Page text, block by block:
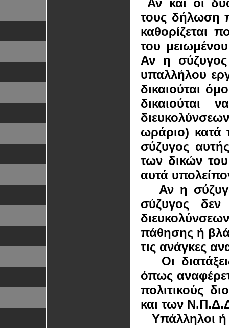
Αν και οι
τους δήλωση
καθορίζεται
του
Αν η
υπαλλήλου
δικαιούται
ωράριο)
σύζυγος
των δικών
αυτά
Αν η
σύζυγος δεν
πάθησης ή
τις ανάγκες
Οι
όπως
πολιτικούς
και των
Υπάλληλοι ή